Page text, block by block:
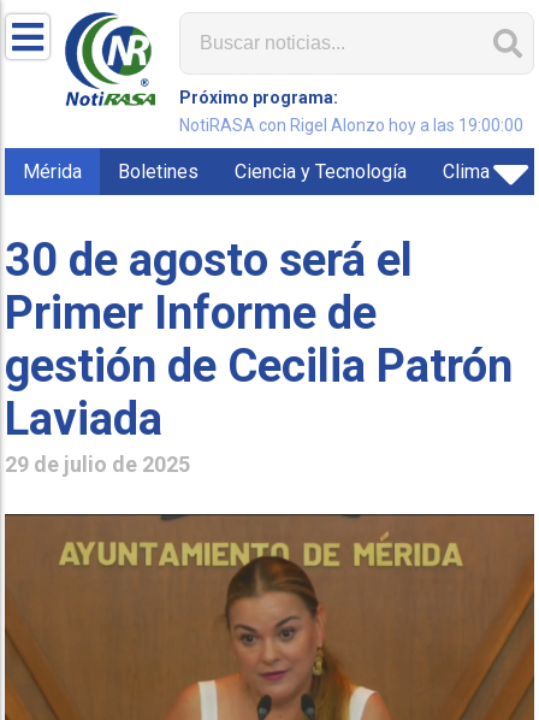
Próximo programa:
NotiRASA con Rigel Alonzo hoy a las 19:00:00
Mérida Boletines Ciencia y Tecnología Clima
30 de agosto será el
Primer Informe de
gestión de Cecilia Patrón
Laviada
29 de julio de 2025